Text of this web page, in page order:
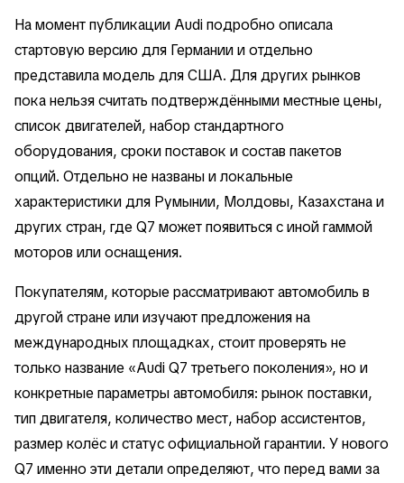
На момент публикации Audi подробно описала
стартовую версию для Германии и отдельно
представила модель для США. Для других рынков
пока нельзя считать подтверждёнными местные цены,
список двигателей, набор стандартного
оборудования, сроки поставок и состав пакетов
опций. Отдельно не названы и локальные
характеристики для Румынии, Молдовы, Казахстана и
других стран, где Q7 может появиться с иной гаммой
моторов или оснащения.
Покупателям, которые рассматривают автомобиль в
другой стране или изучают предложения на
международных площадках, стоит проверять не
только название «Audi Q7 третьего поколения», но и
конкретные параметры автомобиля: рынок поставки,
тип двигателя, количество мест, набор ассистентов,
размер колёс и статус официальной гарантии. У нового
Q7 именно эти детали определяют, что перед вами за